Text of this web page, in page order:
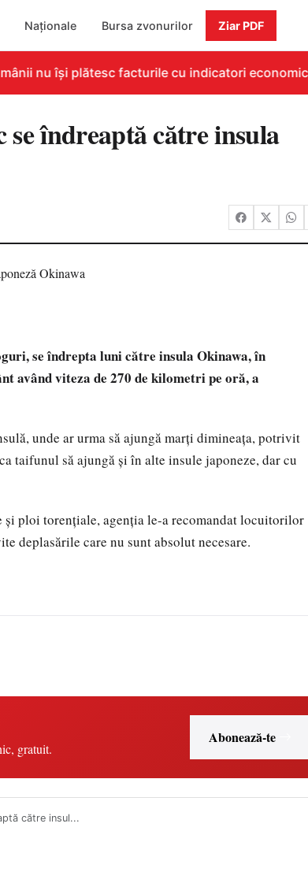
Naționale Bursa zvonurilor Ziar PDF
nu își plătesc facturile cu indicatori economici”
îndreaptă către insula
se îndrepta luni către insula Okinawa, în
având viteza de 270 de kilometri pe oră, a
unde ar urma să ajungă marţi dimineaţa, potrivit
taifunul să ajungă şi în alte insule japoneze, dar cu
ploi torenţiale, agenţia le-a recomandat locuitorilor
deplasările care nu sunt absolut necesare.
gratuit.
Abonează-te
către insul...